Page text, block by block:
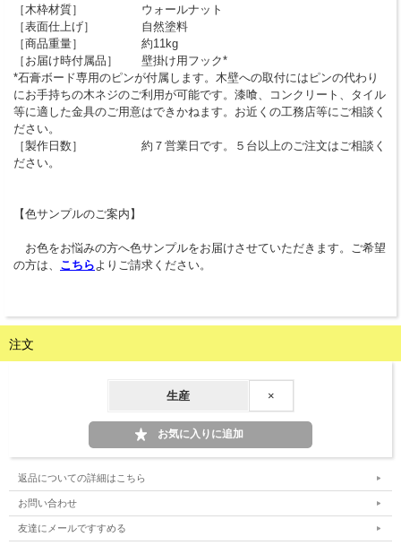
［木枠材質］ ウォールナット
［表面仕上げ］ 自然塗料
［商品重量］ 約11kg
［お届け時付属品］ 壁掛け用フック*
*石膏ボード専用のピンが付属します。木壁への取付にはピンの代わり
にお手持ちの木ネジのご利用が可能です。漆喰、コンクリート、タイル
等に適した金具のご用意はできかねます。お近くの工務店等にご相談く
ださい。
［製作日数］ 約７営業日です。５台以上のご注文はご相談く
ださい。
【色サンプルのご案内】
お色をお悩みの方へ色サンプルをお届けさせていただきます。ご希望
の方は、 こちら よりご請求ください。
注文
生産 ×
返品についての詳細はこちら
お問い合わせ
友達にメールですすめる